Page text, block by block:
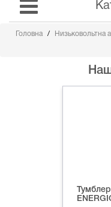
Головна Низьковольтна